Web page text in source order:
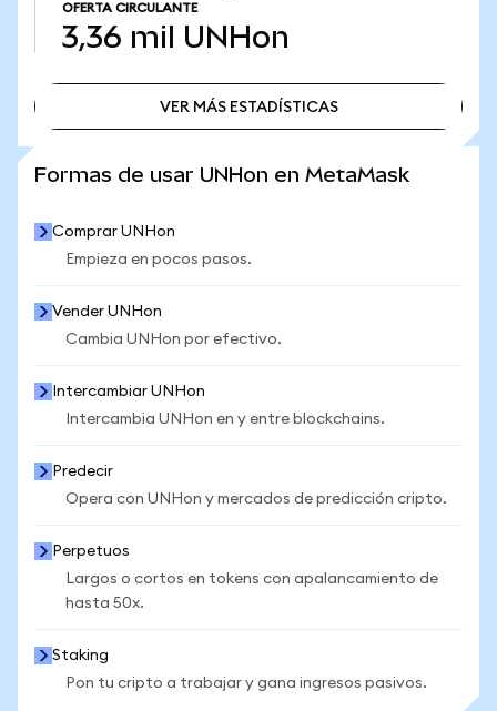
OFERTA CIRCULANTE
3,36 mil UNHon
VER MÁS ESTADÍSTICAS
Formas de usar UNHon en MetaMask
Comprar UNHon
Empieza en pocos pasos.
Vender UNHon
Cambia UNHon por efectivo.
Intercambiar UNHon
Intercambia UNHon en y entre blockchains.
Predecir
Opera con UNHon y mercados de predicción cripto.
Perpetuos
Largos o cortos en tokens con apalancamiento de
hasta 50x.
Staking
Pon tu cripto a trabajar y gana ingresos pasivos.